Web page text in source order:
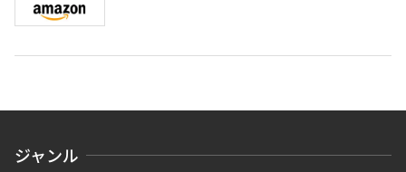
ジャンル